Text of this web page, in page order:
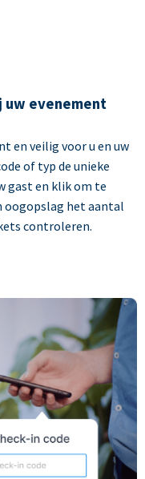
uw evenement
en veilig voor u en uw
of typ de unieke
gast en klik om te
oogopslag het aantal
controleren.